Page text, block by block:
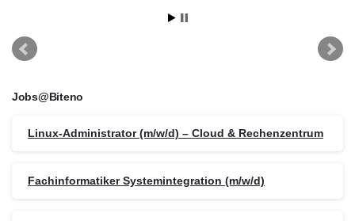
Jobs@Biteno
Linux-Administrator (m/w/d) – Cloud & Rechenzentrum
Fachinformatiker Systemintegration (m/w/d)